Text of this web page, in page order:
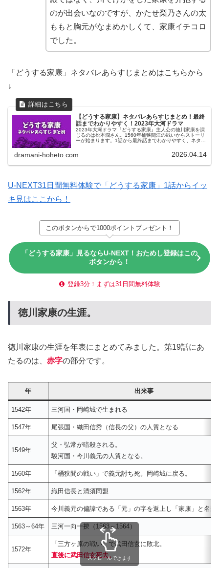
のが出会いなのですが、かたせ梨乃さんの太
ももと胸元がなまめかしくて、家康イチコロ
でした。
「どうする家康」ネタバレあらすじまとめはこちらから
↓
【どうする家康】ネタバレあらすじまとめ！最終
話までわかりやすく！2023年大河ドラマ
2023年大河ドラマ『どうする家康』主人公の徳川家康を演
じるのは松本潤さん。1560年桶狭間江の戦いからストーリ
ーが始まります。1話から最終話までわかりやすく、ネタバ
dramani-hoheto.com 2026.04.14
U-NEXT31日間無料体験で「どうする家康」1話からイッ
キ見はここから！
このボタンからで1000ポイントプレゼント！
「どうする家康」見るならU-NEXT！おためし登録はこの
ボタンから！
登録3分！まずは31日間無料体験
徳川家康の生涯。
徳川家康の生涯を年表にまとめてみました。第19話にあ
たるのは、 赤字の部分です。
年 出来事
1542年 三河国・岡崎城で生まれる
1547年 尾張国・織田信秀（信長の父）の人質となる
1549年
父・弘常が暗殺される。
駿河国・今川義元の人質となる。
1560年 「桶狭間の戦い」で義元討ち死。岡崎城に戻る。
1562年 織田信長と清須同盟
1563年 今川義元の偏諱である「元」の字を返上し「家康」と名乗
1563～64年 三河一向一揆（1563～1564）
1572年
「三方ヶ原の戦い」で武田信玄に敗北。
直後に武田信玄死去。
スクロールできます